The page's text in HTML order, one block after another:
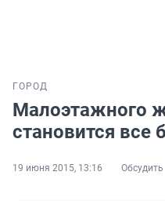
ГОРОД
Малоэтажного
становится все
19 июня 2015, 13:16 Обсудить